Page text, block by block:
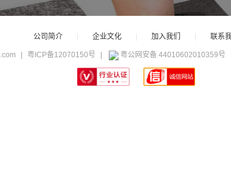
公司简介 企业文化 加入我们 联系
粤ICP备12070150号 粤公网安备 44010602010359号